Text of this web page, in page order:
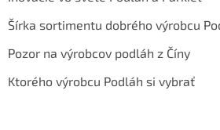
Šírka sortimentu dobrého výrobcu
Pozor na výrobcov podláh z Číny
Ktorého výrobcu Podláh si vybrať